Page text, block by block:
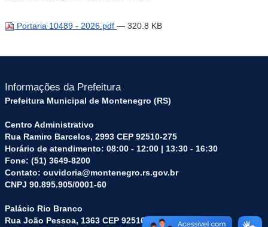
Portaria 10489 - 2026.pdf — 320.8 KB
Informações da Prefeitura
Prefeitura Municipal de Montenegro (RS)
Centro Administrativo
Rua Ramiro Barcelos, 2993 CEP 92510-275
Horário de atendimento: 08:00 - 12:00 | 13:30 - 16:30
Fone: (51) 3649-8200
Contato: ouvidoria@montenegro.rs.gov.br
CNPJ 90.895.905/0001-60
Palácio Rio Branco
Rua João Pessoa, 1363 CEP 92510-045